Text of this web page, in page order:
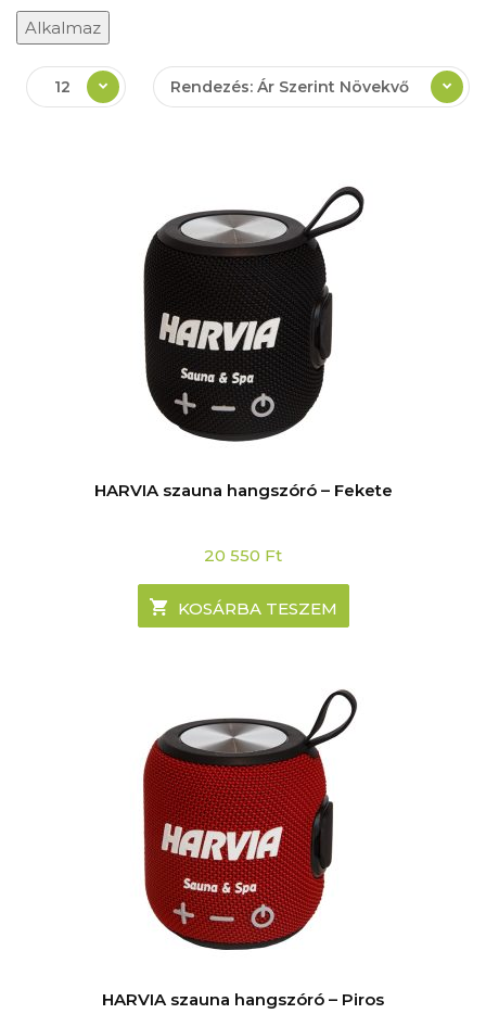
Alkalmaz
Rendezés: Ár Szerint Növekvő
12
HARVIA szauna hangszóró – Fekete
20 550 Ft
KOSÁRBA TESZEM
HARVIA szauna hangszóró – Piros